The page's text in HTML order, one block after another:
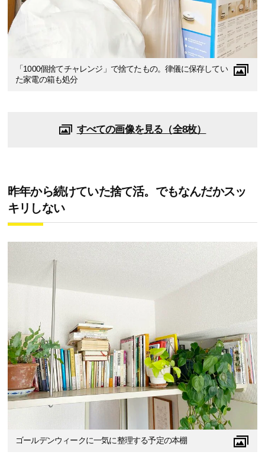
「1000個捨てチャレンジ」で捨てたもの。律儀に保存してい
た家電の箱も処分
すべての画像を見る（全8枚）
昨年から続けていた捨て活。でもなんだかスッ
キリしない
ゴールデンウィークに一気に整理する予定の本棚